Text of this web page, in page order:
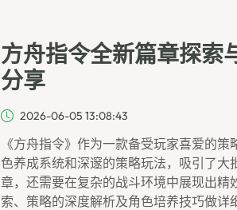
方舟指令全新篇章探索
分享
2026-06-05 13:08:43
《方舟指令》作为一款备受玩家喜爱的
色养成系统和深邃的策略玩法，吸引了
章，还需要在复杂的战斗环境中展现出
索、策略的深度解析及角色培养技巧做